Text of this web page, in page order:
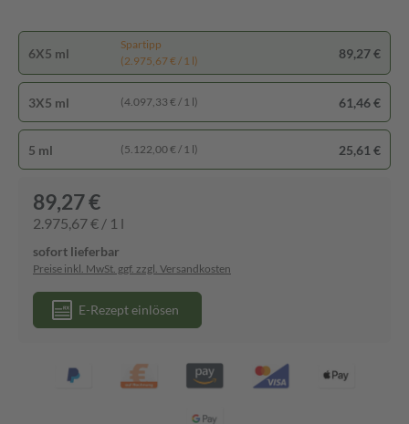
6X5 ml
Spartipp
(2.975,67 € / 1 l)
89,27 €
3X5 ml (4.097,33 € / 1 l) 61,46 €
5 ml (5.122,00 € / 1 l) 25,61 €
89,27 €
2.975,67 € / 1 l
sofort lieferbar
Preise inkl. MwSt. ggf. zzgl. Versandkosten
E-Rezept einlösen